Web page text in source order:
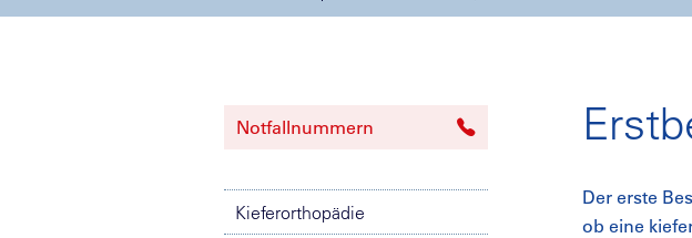
Notfallnummern
Kieferorthopädie
Der erste
ob eine